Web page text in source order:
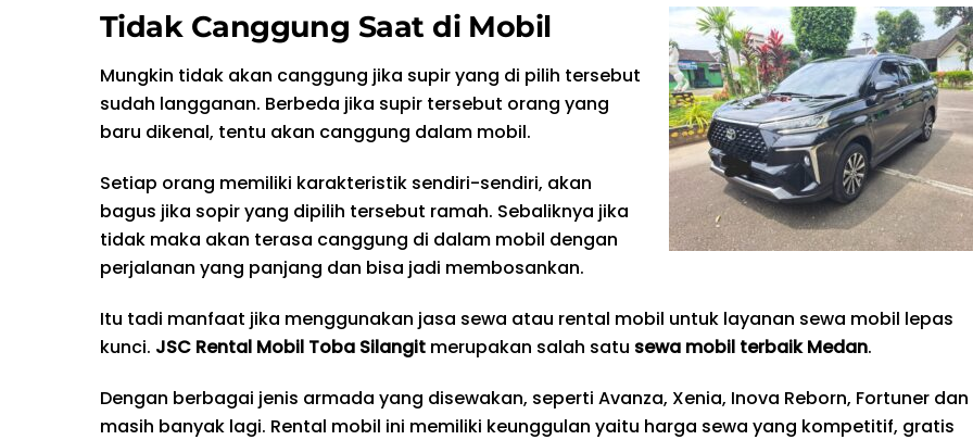
Tidak Canggung Saat di Mobil
Mungkin tidak akan canggung jika supir yang di pilih tersebut
sudah langganan. Berbeda jika supir tersebut orang yang
baru dikenal, tentu akan canggung dalam mobil.
Setiap orang memiliki karakteristik sendiri-sendiri, akan
bagus jika sopir yang dipilih tersebut ramah. Sebaliknya jika
tidak maka akan terasa canggung di dalam mobil dengan
perjalanan yang panjang dan bisa jadi membosankan.
Itu tadi manfaat jika menggunakan jasa sewa atau rental mobil untuk layanan sewa mobil lepas
kunci. JSC Rental Mobil Toba Silangit merupakan salah satu sewa mobil terbaik Medan.
Dengan berbagai jenis armada yang disewakan, seperti Avanza, Xenia, Inova Reborn, Fortuner dan
masih banyak lagi. Rental mobil ini memiliki keunggulan yaitu harga sewa yang kompetitif, gratis